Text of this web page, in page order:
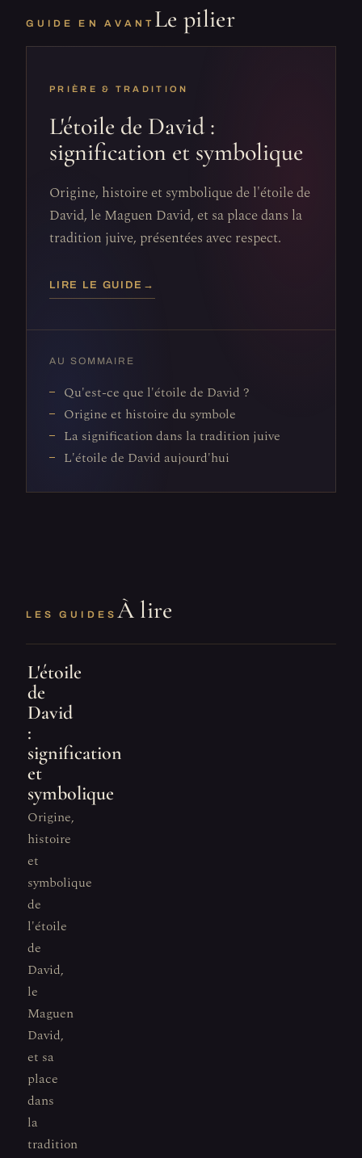
GUIDE EN AVANT Le pilier
PRIÈRE & TRADITION
L'étoile de David :
signification et symbolique
Origine, histoire et symbolique de l'étoile de
David, le Maguen David, et sa place dans la
tradition juive, présentées avec respect.
LIRE LE GUIDE →
AU SOMMAIRE
Qu'est-ce que l'étoile de David ?
Origine et histoire du symbole
La signification dans la tradition juive
L'étoile de David aujourd'hui
LES GUIDES À lire
L'étoile
de
David
:
signification
et
symbolique
Origine,
histoire
et
symbolique
de
l'étoile
de
David,
le
Maguen
David,
et sa
place
dans
la
tradition